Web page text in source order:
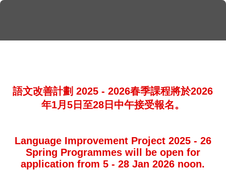
語文改善計劃 2025 - 2026春季課程將於2026
年1月5日至28日中午接受報名。
Language Improvement Project 2025 - 26
Spring Programmes will be open for
application from 5 - 28 Jan 2026 noon.